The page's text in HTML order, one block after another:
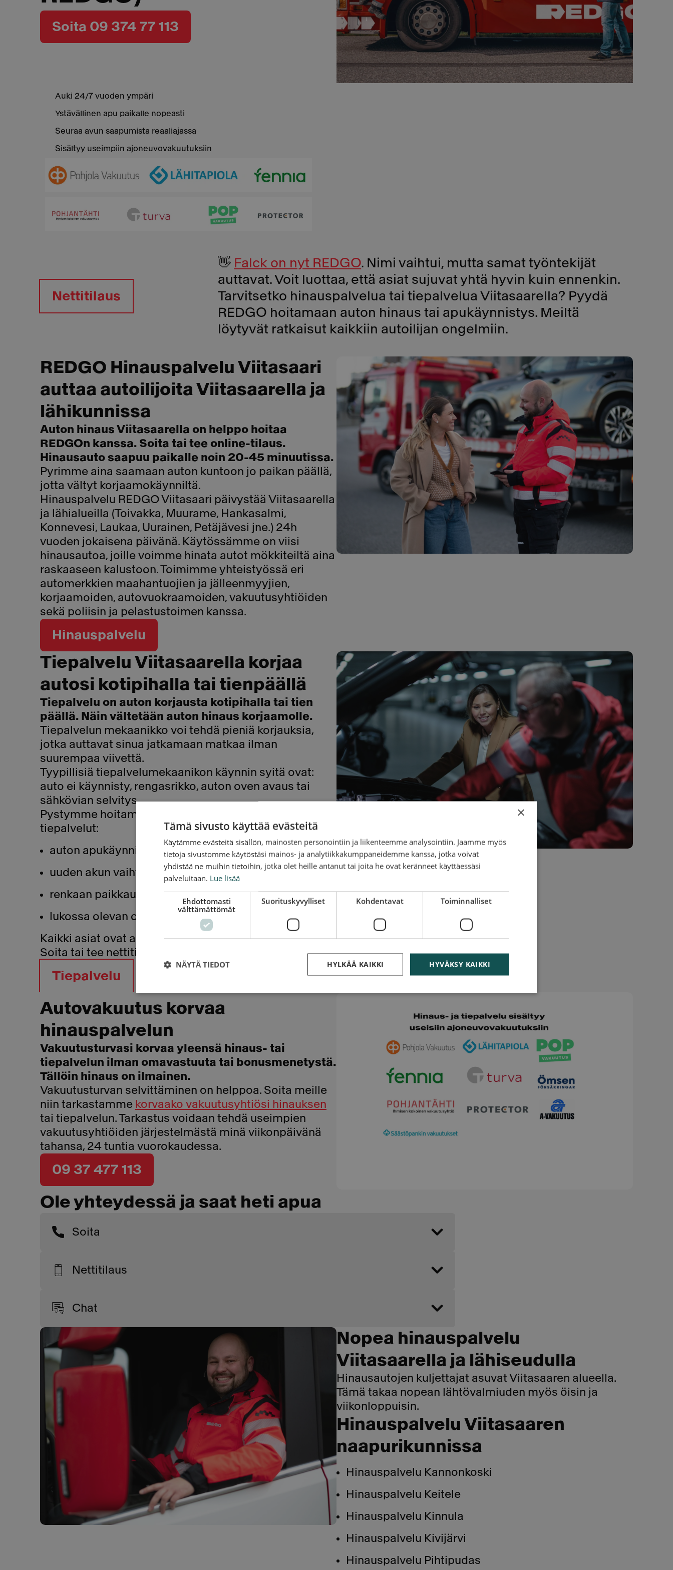
Soita 09 374 77 113
Auki 24/7 vuoden ympäri
Ystävällinen apu paikalle nopeasti
Seuraa avun saapumista reaaliajassa
Sisältyy useimpiin ajoneuvovakuutuksiin
👋 Falck on nyt REDGO. Nimi vaihtui, mutta samat työntekijät
auttavat. Voit luottaa, että asiat sujuvat yhtä hyvin kuin ennenkin.
Tarvitsetko hinauspalvelua tai tiepalvelua Viitasaarella? Pyydä
REDGO hoitamaan auton hinaus tai apukäynnistys. Meiltä
löytyvät ratkaisut kaikkiin autoilijan ongelmiin.
Nettitilaus
REDGO Hinauspalvelu Viitasaari
auttaa autoilijoita Viitasaarella ja
lähikunnissa
Auton hinaus Viitasaarella on helppo hoitaa
REDGOn kanssa. Soita tai tee online-tilaus.
Hinausauto saapuu paikalle noin 20-45 minuutissa.
Pyrimme aina saamaan auton kuntoon jo paikan päällä,
jotta vältyt korjaamokäynniltä.
Hinauspalvelu REDGO Viitasaari päivystää Viitasaarella
ja lähialueilla (Toivakka, Muurame, Hankasalmi,
Konnevesi, Laukaa, Uurainen, Petäjävesi jne.) 24h
vuoden jokaisena päivänä. Käytössämme on viisi
hinausautoa, joille voimme hinata autot mökkiteiltä aina
raskaaseen kalustoon. Toimimme yhteistyössä eri
automerkkien maahantuojien ja jälleenmyyjien,
korjaamoiden, autovuokraamoiden, vakuutusyhtiöiden
sekä poliisin ja pelastustoimen kanssa.
Hinauspalvelu
Tiepalvelu Viitasaarella korjaa
autosi kotipihalla tai tienpäällä
Tiepalvelu on auton korjausta kotipihalla tai tien
päällä. Näin vältetään auton hinaus korjaamolle.
Tiepalvelun mekaanikko voi tehdä pieniä korjauksia,
jotka auttavat sinua jatkamaan matkaa ilman
suurempaa viivettä.
Tyypillisiä tiepalvelumekaanikon käynnin syitä ovat:
auto ei käynnisty, rengasrikko, auton oven avaus tai
sähkövian selvitys.
Pystymme hoitamaan muun muassa seuraavat
tiepalvelut:
auton apukäynnistys apuvirralla
uuden akun vaihto
renkaan paikkaus
lukossa olevan oven avaaminen
Kaikki asiat ovat ammattilaiselle nopeita toimenpiteitä.
Soita tai tee nettitilaus ja tulemme auttamaan.
Tiepalvelu
Autovakuutus korvaa
hinauspalvelun
Vakuutusturvasi korvaa yleensä hinaus- tai
tiepalvelun ilman omavastuuta tai bonusmenetystä.
Tällöin hinaus on ilmainen.
Vakuutusturvan selvittäminen on helppoa. Soita meille
niin tarkastamme korvaako vakuutusyhtiösi hinauksen
tai tiepalvelun. Tarkastus voidaan tehdä useimpien
vakuutusyhtiöiden järjestelmästä minä viikonpäivänä
tahansa, 24 tuntia vuorokaudessa.
09 37 477 113
Ole yhteydessä ja saat heti apua
Soita
Nettitilaus
Chat
Nopea hinauspalvelu
Viitasaarella ja lähiseudulla
Hinausautojen kuljettajat asuvat Viitasaaren alueella.
Tämä takaa nopean lähtövalmiuden myös öisin ja
viikonloppuisin.
Hinauspalvelu Viitasaaren
naapurikunnissa
Hinauspalvelu Kannonkoski
Hinauspalvelu Keitele
Hinauspalvelu Kinnula
Hinauspalvelu Kivijärvi
Hinauspalvelu Pihtipudas
×
Tämä sivusto käyttää evästeitä
Käytämme evästeitä sisällön, mainosten personointiin ja liikenteemme analysointiin. Jaamme myös
tietoja sivustomme käytöstäsi mainos- ja analytiikkakumppaneidemme kanssa, jotka voivat
yhdistää ne muihin tietoihin, jotka olet heille antanut tai joita he ovat keränneet käyttäessäsi
palveluitaan. Lue lisää
Ehdottomasti
välttämättömät
Suorituskyvylliset Kohdentavat Toiminnalliset
HYVÄKSY KAIKKI
HYLKÄÄ KAIKKI
NÄYTÄ TIEDOT